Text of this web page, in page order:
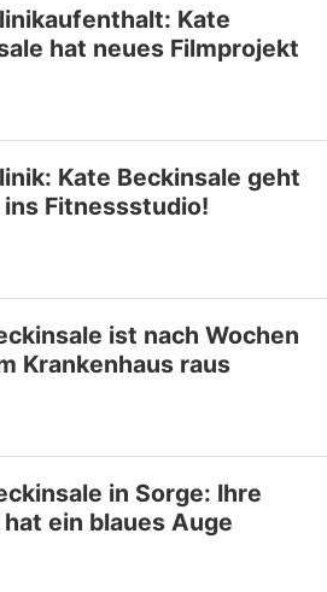
Kate
hat neues Filmprojekt
Kate Beckinsale geht
Fitnessstudio!
ist nach Wochen
Krankenhaus raus
in Sorge: Ihre
ein blaues Auge